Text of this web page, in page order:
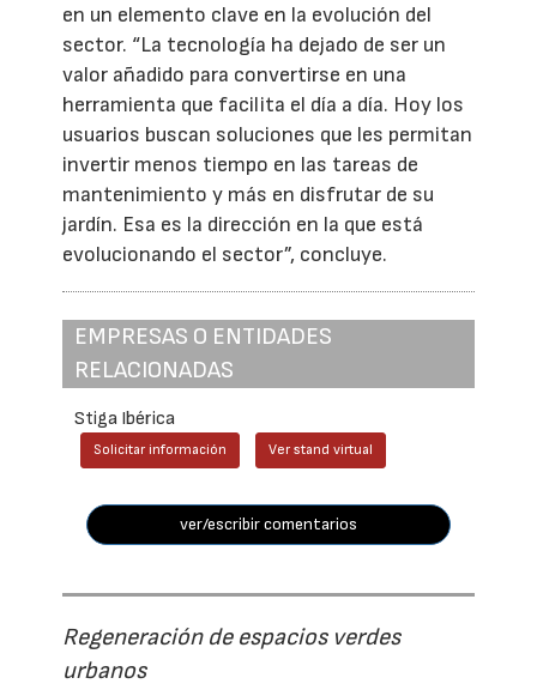
en un elemento clave en la evolución del
sector. “La tecnología ha dejado de ser un
valor añadido para convertirse en una
herramienta que facilita el día a día. Hoy los
usuarios buscan soluciones que les permitan
invertir menos tiempo en las tareas de
mantenimiento y más en disfrutar de su
jardín. Esa es la dirección en la que está
evolucionando el sector”, concluye.
EMPRESAS O ENTIDADES
RELACIONADAS
Stiga Ibérica
Solicitar información Ver stand virtual
ver/escribir comentarios
Regeneración de espacios verdes
urbanos